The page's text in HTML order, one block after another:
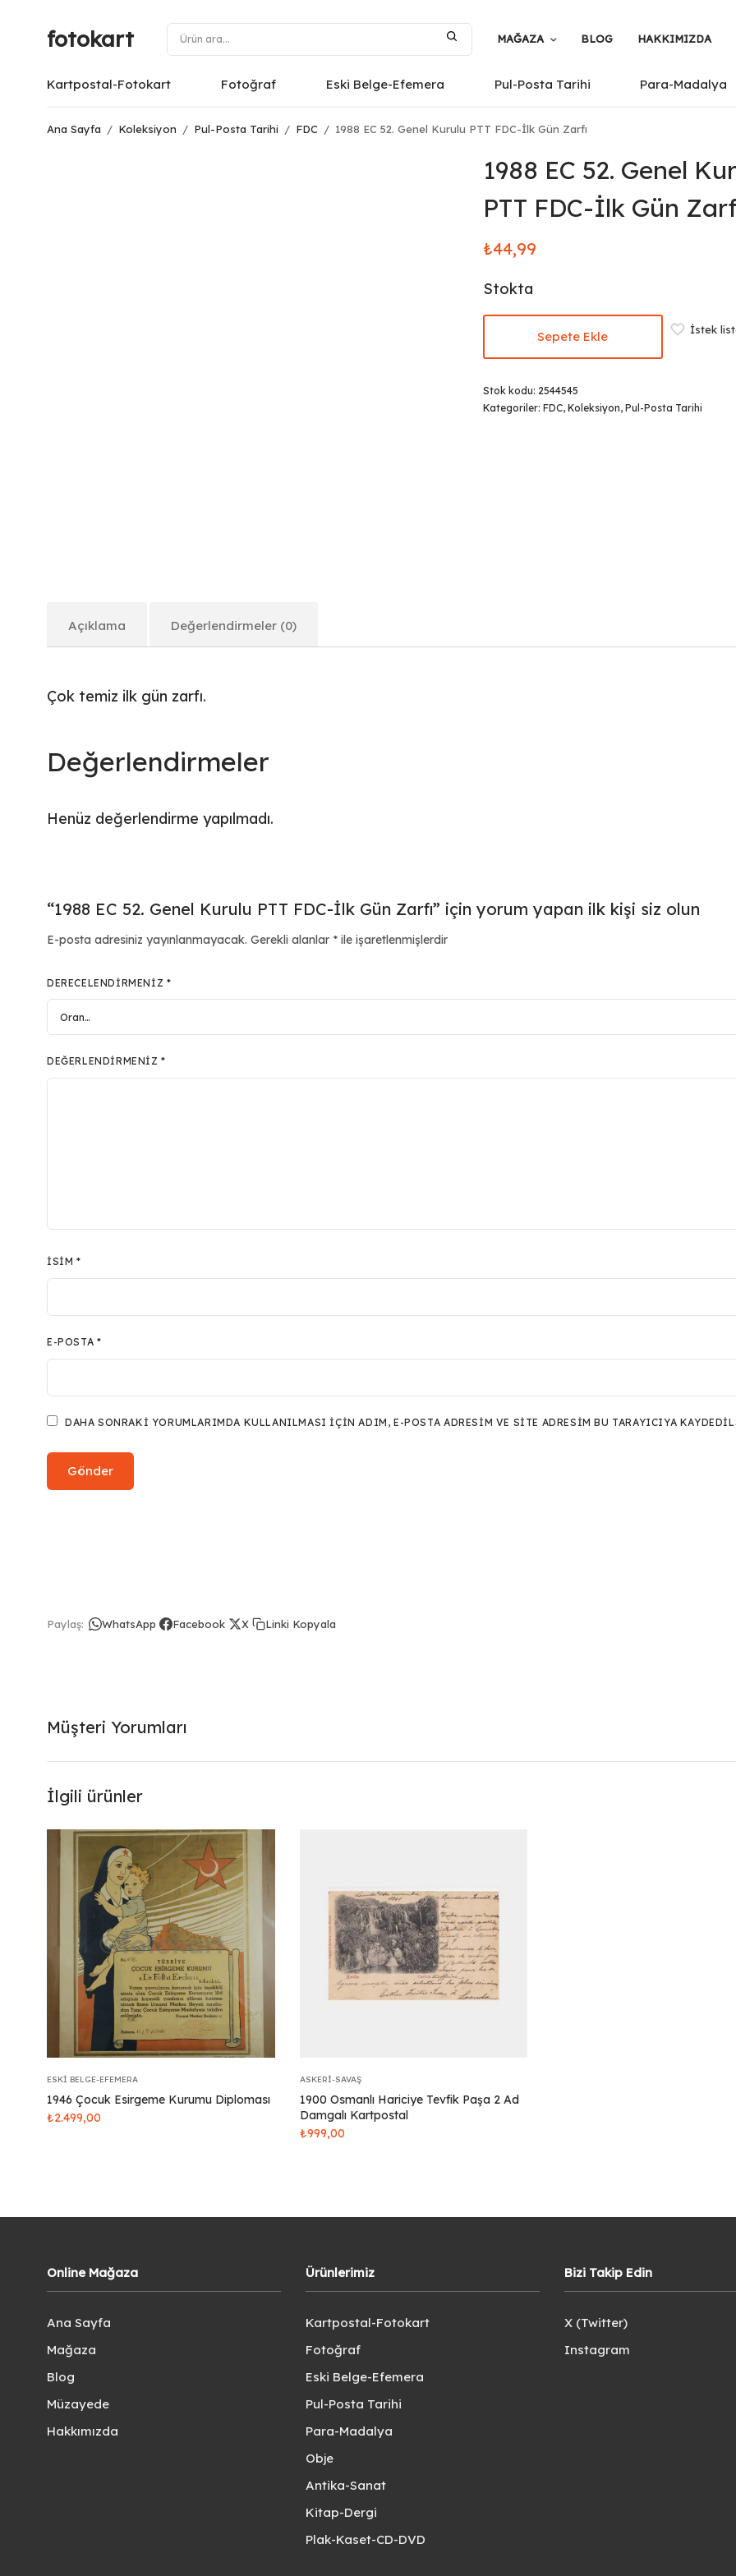
fotokart MAĞAZA BLOG HAKKIMIZDA
Kartpostal-Fotokart Fotoğraf Eski Belge-Efemera Pul-Posta Tarihi Para-Madalya
Ana Sayfa / Koleksiyon / Pul-Posta Tarihi / FDC / 1988 EC 52. Genel Kurulu PTT FDC-İlk Gün Zarfı
1988 EC 52. Genel
PTT FDC-İlk Gün
₺44,99
Stokta
Sepete Ekle İstek
Stok kodu: 2544545
Kategoriler: FDC, Koleksiyon, Pul-Posta Tarihi
Açıklama Değerlendirmeler (0)
Çok temiz ilk gün zarfı.
Değerlendirmeler
Henüz değerlendirme yapılmadı.
“1988 EC 52. Genel Kurulu PTT FDC-İlk Gün Zarfı” için yorum yapan ilk kişi siz olun
E-posta adresiniz yayınlanmayacak. Gerekli alanlar * ile işaretlenmişlerdir
DERECELENDIRMENIZ *
DEĞERLENDIRMENIZ*
İSIM*
E-POSTA *
DAHA SONRAKI YORUMLARIMDA KULLANILMASI IÇIN ADIM, E-POSTA ADRESIM VE SITE ADRESIM BU TARAYICIYA
Paylaş: WhatsApp Facebook X Linki Kopyala
Müşteri Yorumları
İlgili ürünler
ESKI BELGE-EFEMERA
1946 Çocuk Esirgeme Kurumu Diploması
₺2.499,00
ASKERI-SAVAŞ
1900 Osmanlı Hariciye Tevfik Paşa 2 Ad
Damgalı Kartpostal
₺999,00
Online Mağaza
Ana Sayfa
Mağaza
Blog
Müzayede
Hakkımızda
Ürünlerimiz
Kartpostal-Fotokart
Fotoğraf
Eski Belge-Efemera
Pul-Posta Tarihi
Para-Madalya
Obje
Antika-Sanat
Kitap-Dergi
Plak-Kaset-CD-DVD
Bizi Takip Edin
X (Twitter)
Instagram